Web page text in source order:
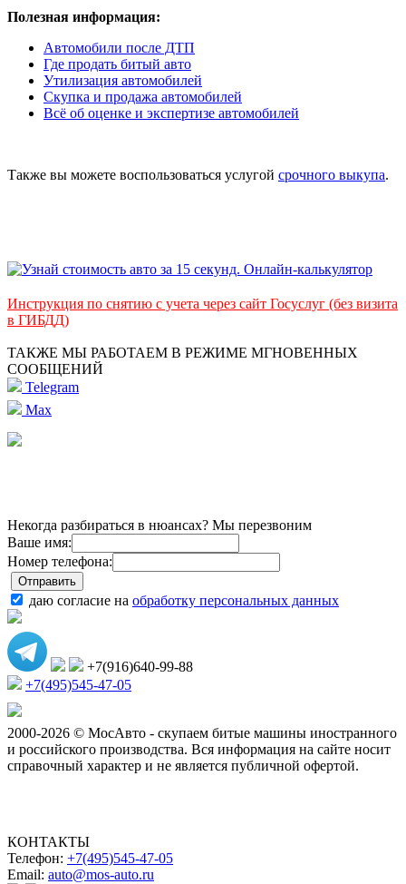
Полезная информация:
Автомобили после ДТП
Где продать битый авто
Утилизация автомобилей
Скупка и продажа автомобилей
Всё об оценке и экспертизе автомобилей
Также вы можете воспользоваться услугой срочного выкупа.
Инструкция по снятию с учета через сайт Госуслуг (без визита
в ГИБДД)
ТАКЖЕ МЫ РАБОТАЕМ В РЕЖИМЕ МГНОВЕННЫХ
СООБЩЕНИЙ
Telegram
Max
Некогда разбираться в нюансах? Мы перезвоним
Ваше имя:
Номер телефона:
даю согласие на обработку персональных данных
+7(916)640-99-88
+7(495)545-47-05
2000-2026 © МосАвто - скупаем битые машины иностранного
и российского производства. Вся информация на сайте носит
справочный характер и не является публичной офертой.
КОНТАКТЫ
Телефон: +7(495)545-47-05
Email: auto@mos-auto.ru